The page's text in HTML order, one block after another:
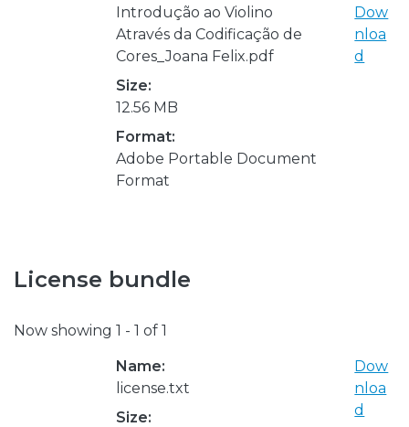
Introdução ao Violino
Através da Codificação de
Cores_Joana Felix.pdf
Size:
12.56 MB
Format:
Adobe Portable Document
Format
Dow
nloa
d
License bundle
Now showing 1 - 1 of 1
Name:
license.txt
Size:
Dow
nloa
d